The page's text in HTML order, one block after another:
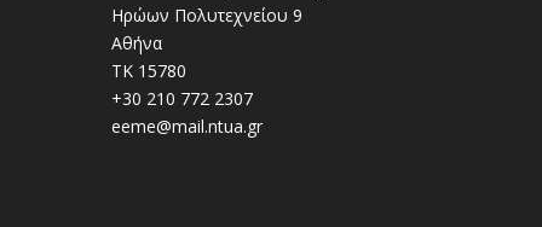
Ηρώων Πολυτεχνείου 9
Αθήνα
ΤΚ 15780
+30 210 772 2307
eeme@mail.ntua.gr